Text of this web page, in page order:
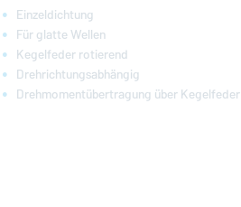
Einzeldichtung
Für glatte Wellen
Kegelfeder rotierend
Drehrichtungsabhängig
Drehmomentübertragung über Kegelfeder